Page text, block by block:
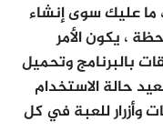
ما عليك سوى إنشاء
، يكون الأمر
بالبرنامج وتحميل
حالة الاستخدام
وأزرار للعبة في كل